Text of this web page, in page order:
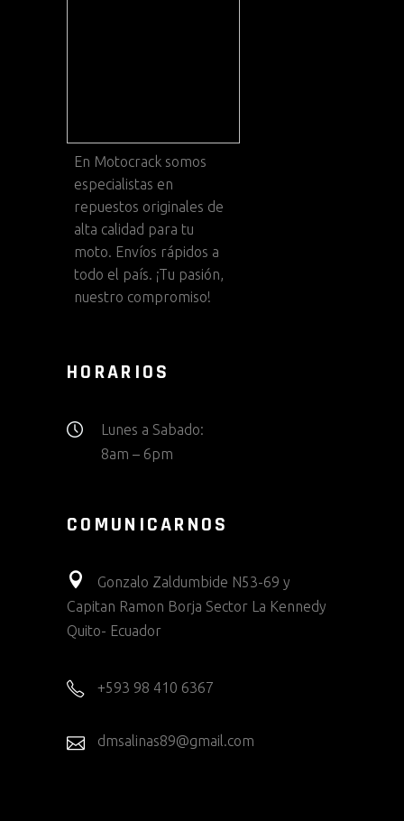
En Motocrack somos
especialistas en
repuestos originales de
alta calidad para tu
moto. Envíos rápidos a
todo el país. ¡Tu pasión,
nuestro compromiso!
HORARIOS
Lunes a Sabado:
8am – 6pm
COMUNICARNOS
Gonzalo Zaldumbide N53-69 y
Capitan Ramon Borja Sector La Kennedy
Quito- Ecuador
+593 98 410 6367
dmsalinas89@gmail.com